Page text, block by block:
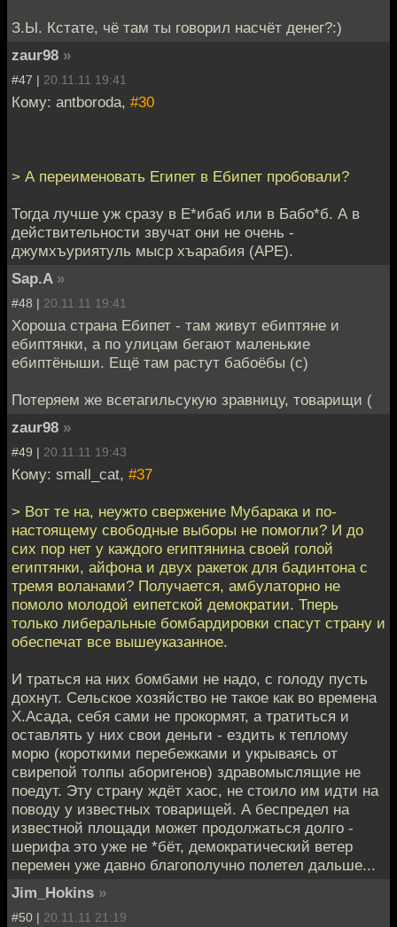
З.Ы. Кстате, чё там ты говорил насчёт денег?:)
zaur98 »
#47 | 20.11.11 19:41
Кому: antboroda, #30
> А переименовать Египет в Ебипет пробовали?
Тогда лучше уж сразу в Е*ибаб или в Бабо*б. А в
действительности звучат они не очень -
джумхъуриятуль мыср хъарабия (АРЕ).
Sap.A »
#48 | 20.11.11 19:41
Хороша страна Ебипет - там живут ебиптяне и
ебиптянки, а по улицам бегают маленькие
ебиптёныши. Ещё там растут бабоёбы (с)
Потеряем же всетагильсукую зравницу, товарищи (
zaur98 »
#49 | 20.11.11 19:43
Кому: small_cat, #37
> Вот те на, неужто свержение Мубарака и по-
настоящему свободные выборы не помогли? И до
сих пор нет у каждого египтянина своей голой
египтянки, айфона и двух ракеток для бадинтона с
тремя воланами? Получается, амбулаторно не
помоло молодой еипетской демократии. Тперь
только либеральные бомбардировки спасут страну и
обеспечат все вышеуказанное.
И траться на них бомбами не надо, с голоду пусть
дохнут. Сельское хозяйство не такое как во времена
Х.Асада, себя сами не прокормят, а тратиться и
оставлять у них свои деньги - ездить к теплому
морю (короткими перебежками и укрываясь от
свирепой толпы аборигенов) здравомыслящие не
поедут. Эту страну ждёт хаос, не стоило им идти на
поводу у известных товарищей. А беспредел на
известной площади может продолжаться долго -
шерифа это уже не *бёт, демократический ветер
перемен уже давно благополучно полетел дальше...
Jim_Hokins »
#50 | 20.11.11 21:19